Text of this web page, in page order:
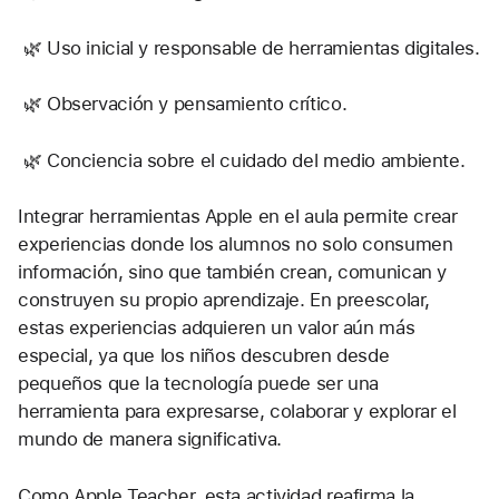
🌿 Uso inicial y responsable de herramientas digitales.
🌿 Observación y pensamiento crítico.
🌿 Conciencia sobre el cuidado del medio ambiente.
Integrar herramientas Apple en el aula permite crear
experiencias donde los alumnos no solo consumen
información, sino que también crean, comunican y
construyen su propio aprendizaje. En preescolar,
estas experiencias adquieren un valor aún más
especial, ya que los niños descubren desde
pequeños que la tecnología puede ser una
herramienta para expresarse, colaborar y explorar el
mundo de manera significativa.